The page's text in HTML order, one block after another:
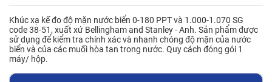
Khúc xạ kế đo độ mặn nước biển 0-180 PPT và 1.000-1.070 SG
code 38-51, xuất xứ Bellingham and Stanley - Anh. Sản phẩm được
sử dụng để kiểm tra chính xác và nhanh chóng độ mặn của nước
biển và của các muối hòa tan trong nước. Quy cách đóng gói 1
máy/ hộp.